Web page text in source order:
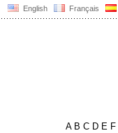
English Français
AB C D E F